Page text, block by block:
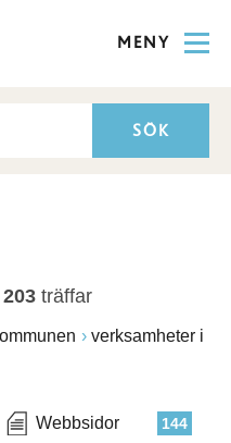
MENY
203 träffar
verksamheter i
144
Webbsidor